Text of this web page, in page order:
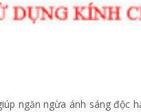
ngăn ngừa ánh sáng độc